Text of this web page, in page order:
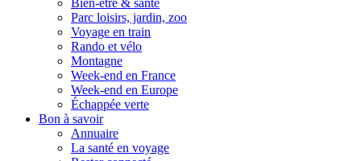
Bien-être & santé
Parc loisirs, jardin, zoo
Voyage en train
Rando et vélo
Montagne
Week-end en France
Week-end en Europe
Échappée verte
Bon à savoir
Annuaire
La santé en voyage